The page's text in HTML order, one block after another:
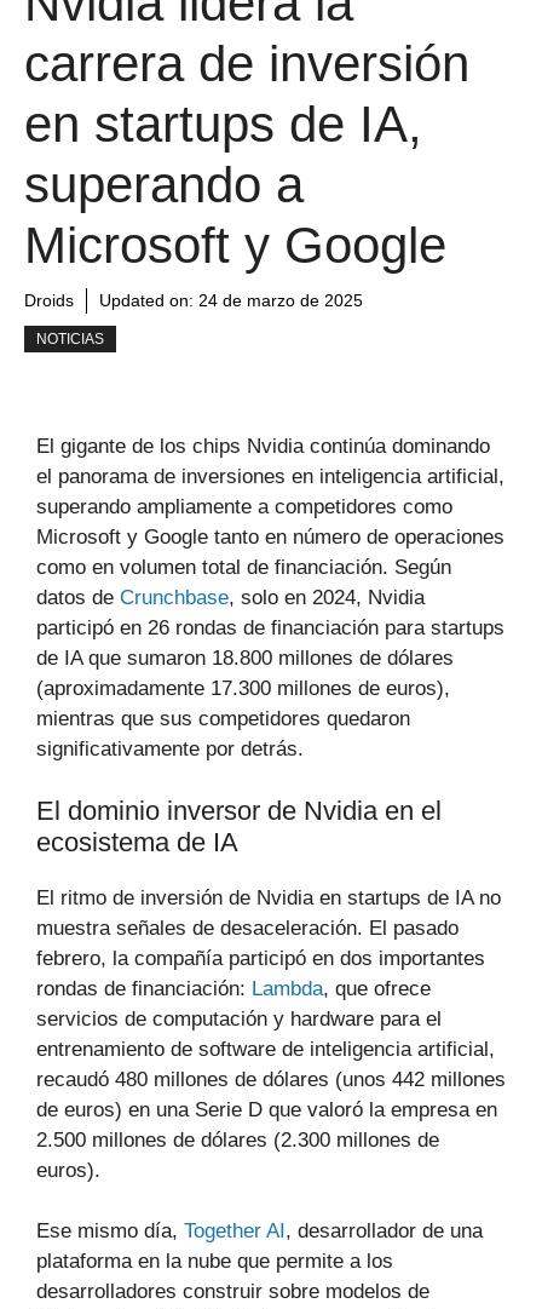
carrera de inversión
en startups de IA,
superando a
Microsoft y Google
Droids Updated on: 24 de marzo de 2025
NOTICIAS
El gigante de los chips Nvidia continúa dominando
el panorama de inversiones en inteligencia artificial,
superando ampliamente a competidores como
Microsoft y Google tanto en número de operaciones
como en volumen total de financiación. Según
datos de Crunchbase, solo en 2024, Nvidia
participó en 26 rondas de financiación para startups
de IA que sumaron 18.800 millones de dólares
(aproximadamente 17.300 millones de euros),
mientras que sus competidores quedaron
significativamente por detrás.
El dominio inversor de Nvidia en el
ecosistema de IA
El ritmo de inversión de Nvidia en startups de IA no
muestra señales de desaceleración. El pasado
febrero, la compañía participó en dos importantes
rondas de financiación: Lambda, que ofrece
servicios de computación y hardware para el
entrenamiento de software de inteligencia artificial,
recaudó 480 millones de dólares (unos 442 millones
de euros) en una Serie D que valoró la empresa en
2.500 millones de dólares (2.300 millones de
euros).
Ese mismo día, Together AI, desarrollador de una
plataforma en la nube que permite a los
desarrolladores construir sobre modelos de